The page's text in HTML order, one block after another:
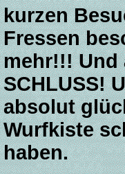
kurzen
Fressen
mehr!!! Und
SCHLUSS!
absolut
Wurfkiste
haben.